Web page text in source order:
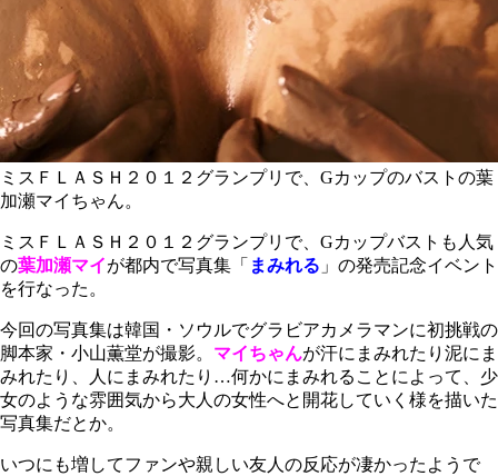
ミスＦＬＡＳＨ２０１２グランプリで、Gカップのバストの葉
加瀬マイちゃん。
ミスＦＬＡＳＨ２０１２グランプリで、Gカップバストも人気
の葉加瀬マイが都内で写真集「 まみれる 」の発売記念イベント
を行なった。
今回の写真集は韓国・ソウルでグラビアカメラマンに初挑戦の
脚本家・小山薫堂が撮影。 マイちゃんが汗にまみれたり泥にま
みれたり、人にまみれたり…何かにまみれることによって、少
女のような雰囲気から大人の女性へと開花していく様を描いた
写真集だとか。
いつにも増してファンや親しい友人の反応が凄かったようで